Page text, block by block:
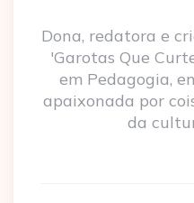
Dona, redatora e
'Garotas Que
em Pedagogia,
apaixonada por
da